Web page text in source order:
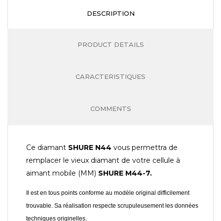
DESCRIPTION
PRODUCT DETAILS
CARACTERISTIQUES
COMMENTS
Ce diamant SHURE N44 vous permettra de
remplacer le vieux diamant de votre cellule à
aimant mobile (MM) SHURE M44-7.
Il est en tous points conforme au modèle original difficilement
trouvable. Sa réalisation respecte scrupuleusement les données
techniques originelles.